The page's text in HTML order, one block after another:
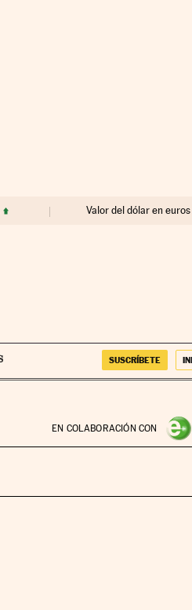
Valor del dólar en euros
SUSCRÍBETE
EN COLABORACIÓN CON